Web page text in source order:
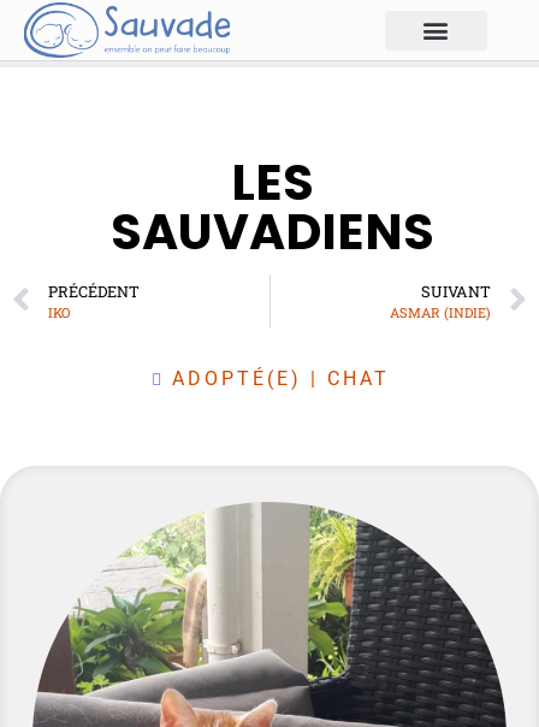
LES
SAUVADIENS
PRÉCÉDENT
IKO
SUIVANT
ASMAR (INDIE)
ADOPTÉ(E) | CHAT